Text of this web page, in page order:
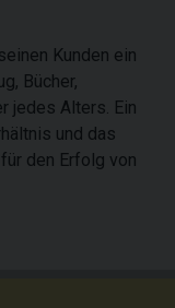
Kunden ein
Bücher,
jedes Alters. Ein
und das
den Erfolg von